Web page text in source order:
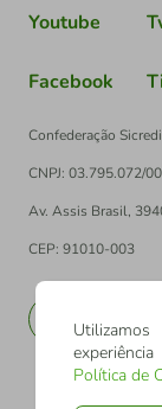
Youtube
Facebook
Confederação Sicredi
CNPJ: 03.795.072/
Av. Assis Brasil,
CEP: 91010-003
Política de